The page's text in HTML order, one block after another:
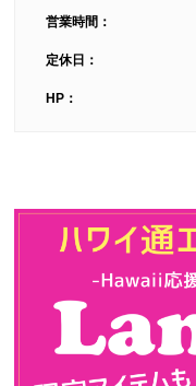
営業時間：
定休日：
HP：